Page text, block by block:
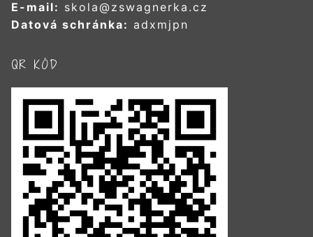
E-mail: skola@zswagnerka.cz
Datová schránka: adxmjpn
QR KÓD